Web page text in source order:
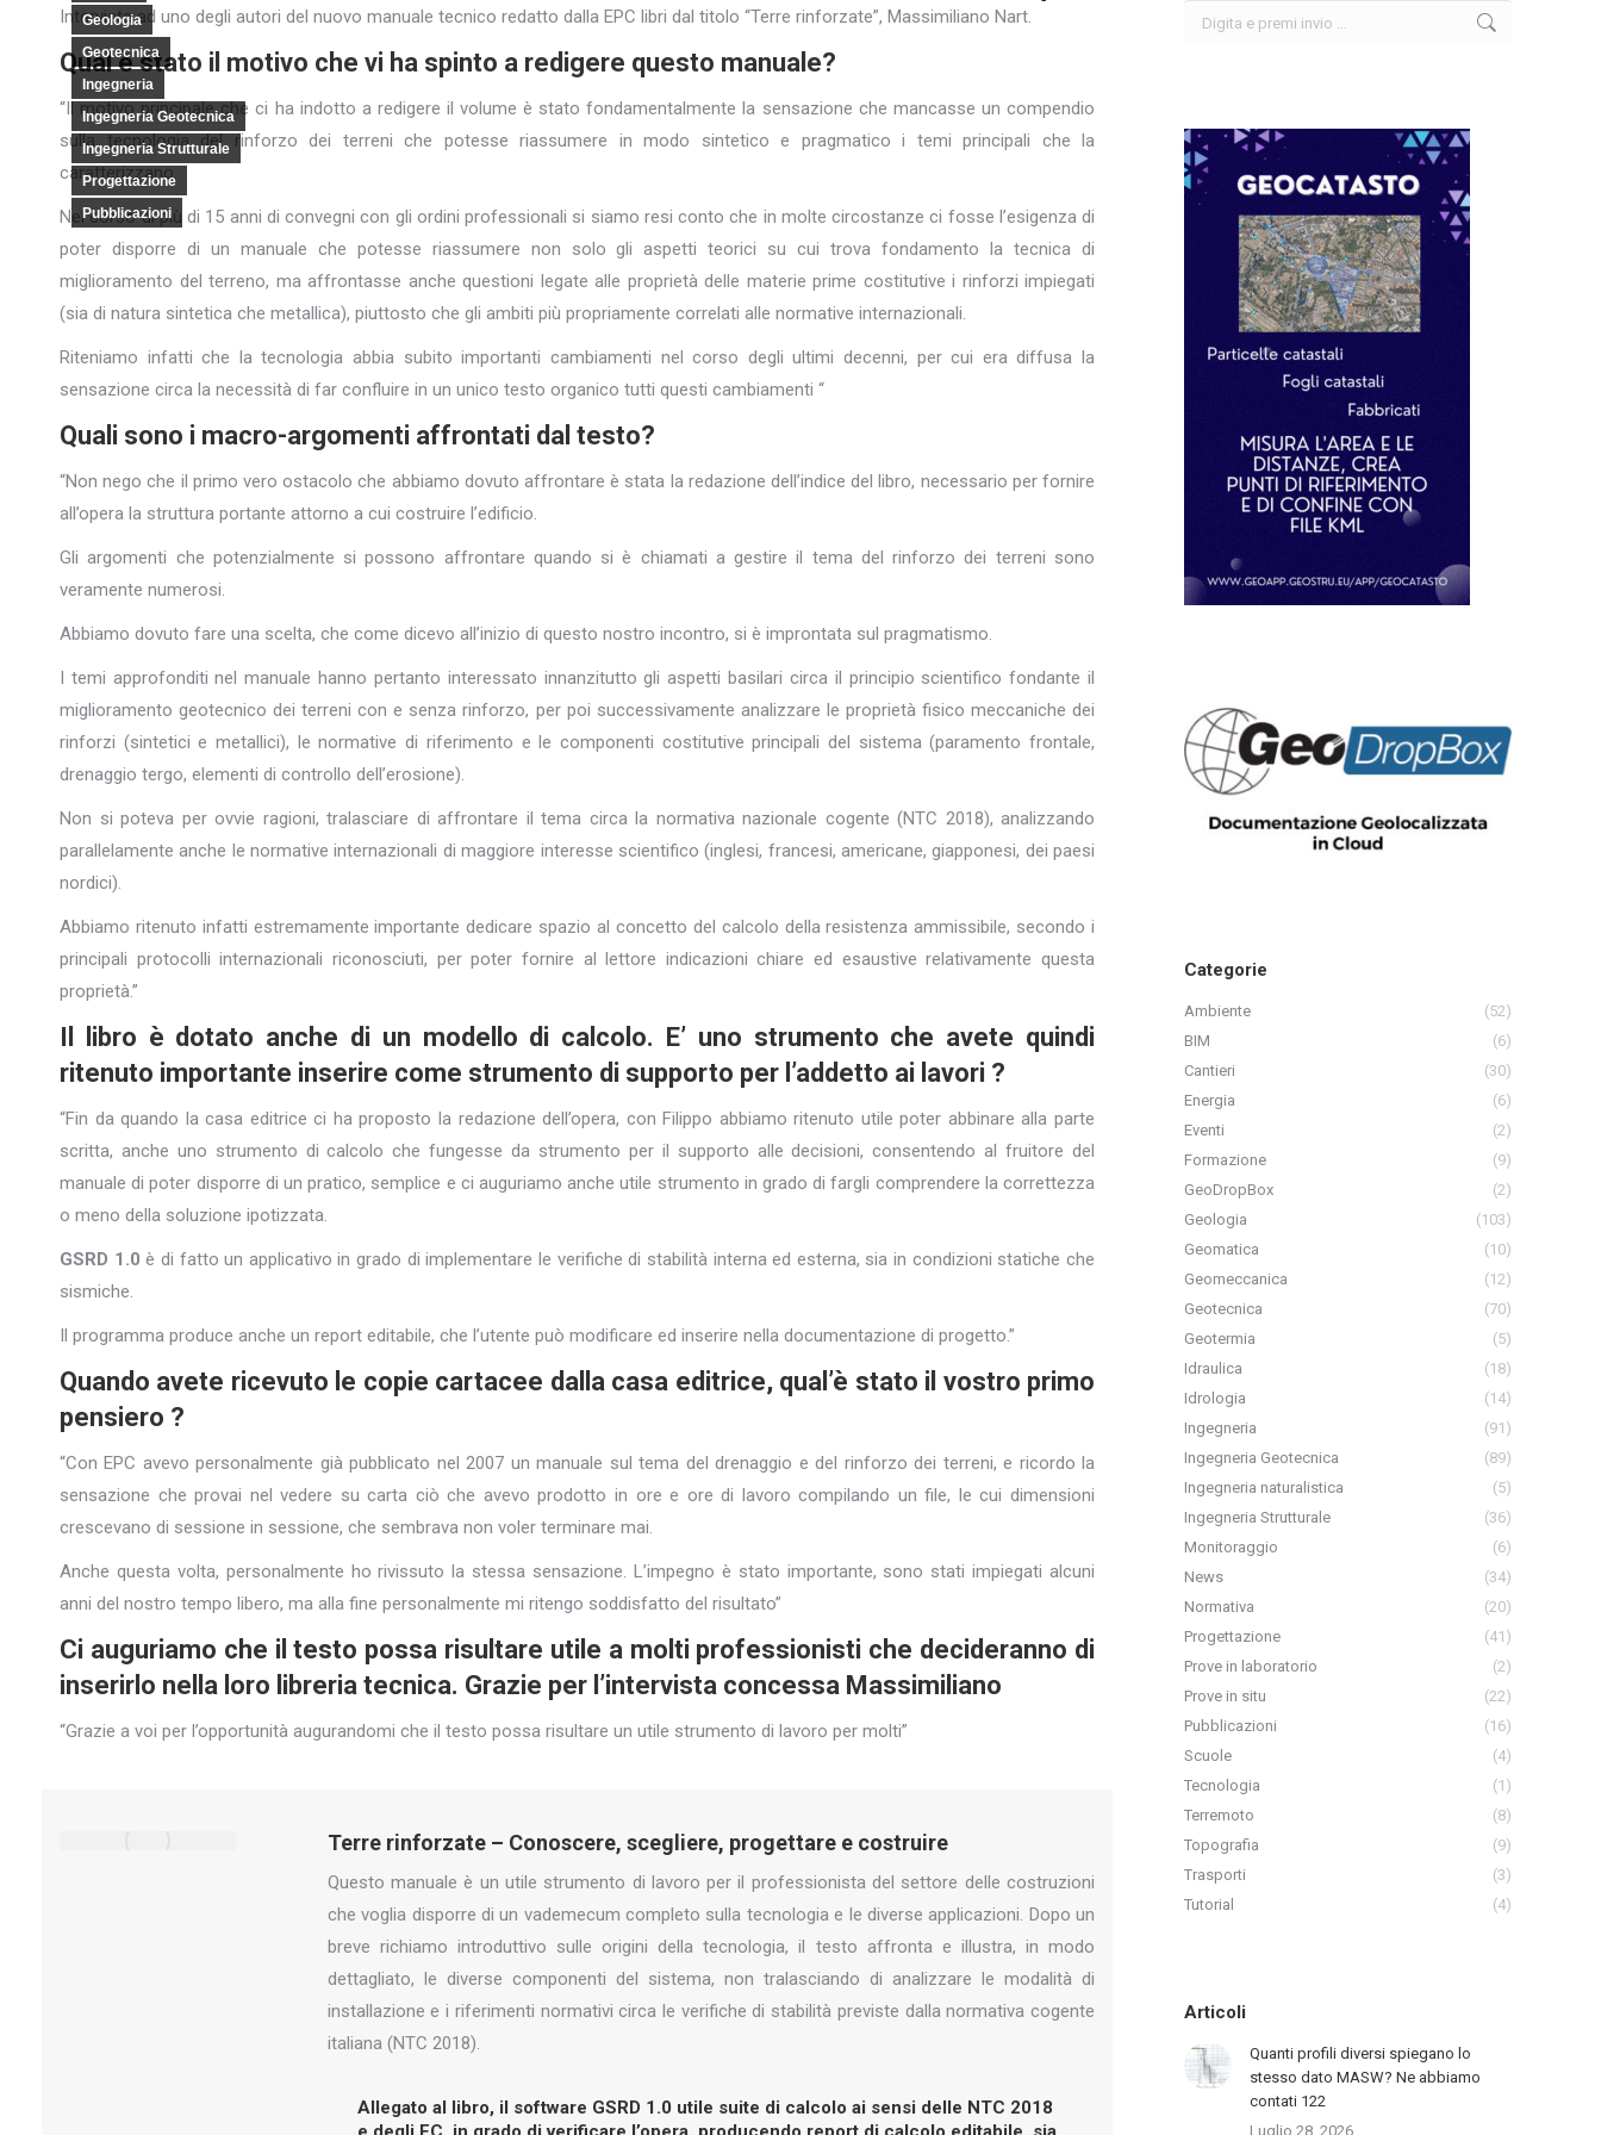
Geologia
Geotecnica
Ingegneria
Ingegneria Geotecnica
Ingegneria Strutturale
Progettazione
Pubblicazioni
Intervista ad uno degli autori del nuovo manuale tecnico redatto dalla EPC libri dal titolo “Terre rinforzate”, Massimiliano Nart.
Qual è stato il motivo che vi ha spinto a redigere questo manuale?
“Il motivo principale che ci ha indotto a redigere il volume è stato fondamentalmente la sensazione che mancasse un compendio
sulla tecnologia del rinforzo dei terreni che potesse riassumere in modo sintetico e pragmatico i temi principali che la
caratterizzano.
Nel corso di più di 15 anni di convegni con gli ordini professionali si siamo resi conto che in molte circostanze ci fosse l’esigenza di
poter disporre di un manuale che potesse riassumere non solo gli aspetti teorici su cui trova fondamento la tecnica di
miglioramento del terreno, ma affrontasse anche questioni legate alle proprietà delle materie prime costitutive i rinforzi impiegati
(sia di natura sintetica che metallica), piuttosto che gli ambiti più propriamente correlati alle normative internazionali.
Riteniamo infatti che la tecnologia abbia subito importanti cambiamenti nel corso degli ultimi decenni, per cui era diffusa la
sensazione circa la necessità di far confluire in un unico testo organico tutti questi cambiamenti “
Quali sono i macro-argomenti affrontati dal testo?
“Non nego che il primo vero ostacolo che abbiamo dovuto affrontare è stata la redazione dell’indice del libro, necessario per fornire
all’opera la struttura portante attorno a cui costruire l’edificio.
Gli argomenti che potenzialmente si possono affrontare quando si è chiamati a gestire il tema del rinforzo dei terreni sono
veramente numerosi.
Abbiamo dovuto fare una scelta, che come dicevo all’inizio di questo nostro incontro, si è improntata sul pragmatismo.
I temi approfonditi nel manuale hanno pertanto interessato innanzitutto gli aspetti basilari circa il principio scientifico fondante il
miglioramento geotecnico dei terreni con e senza rinforzo, per poi successivamente analizzare le proprietà fisico meccaniche dei
rinforzi (sintetici e metallici), le normative di riferimento e le componenti costitutive principali del sistema (paramento frontale,
drenaggio tergo, elementi di controllo dell’erosione).
Non si poteva per ovvie ragioni, tralasciare di affrontare il tema circa la normativa nazionale cogente (NTC 2018), analizzando
parallelamente anche le normative internazionali di maggiore interesse scientifico (inglesi, francesi, americane, giapponesi, dei paesi
nordici).
Abbiamo ritenuto infatti estremamente importante dedicare spazio al concetto del calcolo della resistenza ammissibile, secondo i
principali protocolli internazionali riconosciuti, per poter fornire al lettore indicazioni chiare ed esaustive relativamente questa
proprietà.”
Il libro è dotato anche di un modello di calcolo. E’ uno strumento che avete quindi
ritenuto importante inserire come strumento di supporto per l’addetto ai lavori ?
“Fin da quando la casa editrice ci ha proposto la redazione dell’opera, con Filippo abbiamo ritenuto utile poter abbinare alla parte
scritta, anche uno strumento di calcolo che fungesse da strumento per il supporto alle decisioni, consentendo al fruitore del
manuale di poter disporre di un pratico, semplice e ci auguriamo anche utile strumento in grado di fargli comprendere la correttezza
o meno della soluzione ipotizzata.
GSRD 1.0 è di fatto un applicativo in grado di implementare le verifiche di stabilità interna ed esterna, sia in condizioni statiche che
sismiche.
Il programma produce anche un report editabile, che l’utente può modificare ed inserire nella documentazione di progetto.”
Quando avete ricevuto le copie cartacee dalla casa editrice, qual’è stato il vostro primo
pensiero ?
“Con EPC avevo personalmente già pubblicato nel 2007 un manuale sul tema del drenaggio e del rinforzo dei terreni, e ricordo la
sensazione che provai nel vedere su carta ciò che avevo prodotto in ore e ore di lavoro compilando un file, le cui dimensioni
crescevano di sessione in sessione, che sembrava non voler terminare mai.
Anche questa volta, personalmente ho rivissuto la stessa sensazione. L’impegno è stato importante, sono stati impiegati alcuni
anni del nostro tempo libero, ma alla fine personalmente mi ritengo soddisfatto del risultato”
Ci auguriamo che il testo possa risultare utile a molti professionisti che decideranno di
inserirlo nella loro libreria tecnica. Grazie per l’intervista concessa Massimiliano
“Grazie a voi per l’opportunità augurandomi che il testo possa risultare un utile strumento di lavoro per molti”
Terre rinforzate – Conoscere, scegliere, progettare e costruire
Questo manuale è un utile strumento di lavoro per il professionista del settore delle costruzioni
che voglia disporre di un vademecum completo sulla tecnologia e le diverse applicazioni. Dopo un
breve richiamo introduttivo sulle origini della tecnologia, il testo affronta e illustra, in modo
dettagliato, le diverse componenti del sistema, non tralasciando di analizzare le modalità di
installazione e i riferimenti normativi circa le verifiche di stabilità previste dalla normativa cogente
italiana (NTC 2018).
Allegato al libro, il software GSRD 1.0 utile suite di calcolo ai sensi delle NTC 2018
Categorie
Ambiente
(52)
BIM
(6)
Cantieri
(30)
Energia
(6)
Eventi
(2)
Formazione
(9)
GeoDropBox
(2)
Geologia
(103)
Geomatica
(10)
Geomeccanica
(12)
Geotecnica
(70)
Geotermia
(5)
Idraulica
(18)
Idrologia
(14)
Ingegneria
(91)
Ingegneria Geotecnica
(89)
Ingegneria naturalistica
(5)
Ingegneria Strutturale
(36)
Monitoraggio
(6)
News
(34)
Normativa
(20)
Progettazione
(41)
Prove in laboratorio
(2)
Prove in situ
(22)
Pubblicazioni
(16)
Scuole
(4)
Tecnologia
(1)
Terremoto
(8)
Topografia
(9)
Trasporti
(3)
Tutorial
(4)
Articoli
Quanti profili diversi spiegano lo
stesso dato MASW? Ne abbiamo
contati 122
Luglio 28, 2026